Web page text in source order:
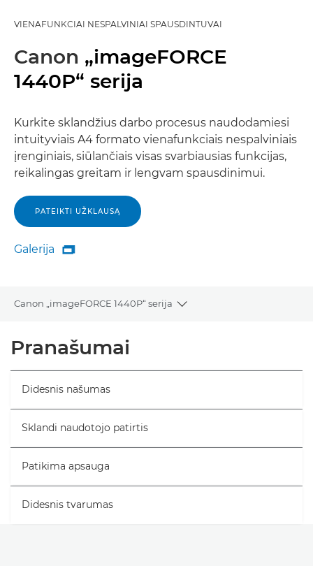
VIENAFUNKCIAI NESPALVINIAI SPAUSDINTUVAI
Canon „imageFORCE
1440P“ serija
Kurkite sklandžius darbo procesus naudodamiesi
intuityviais A4 formato vienafunkciais nespalviniais
įrenginiais, siūlančiais visas svarbiausias funkcijas,
reikalingas greitam ir lengvam spausdinimui.
PATEIKTI UŽKLAUSĄ
Galerija
Galerija

Canon „imageFORCE 1440P“ serija
Toggle breadcrumbs
Bendrieji duomenys
Specifikacijos
Pranašumai
Didesnis našumas
Sklandi naudotojo patirtis
Patikima apsauga
Didesnis tvarumas